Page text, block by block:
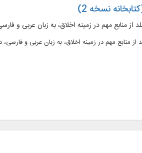
نسخه 2)
عنوان کتاب در 765 جلد از منابع مهم در زمينه اخلاق، به